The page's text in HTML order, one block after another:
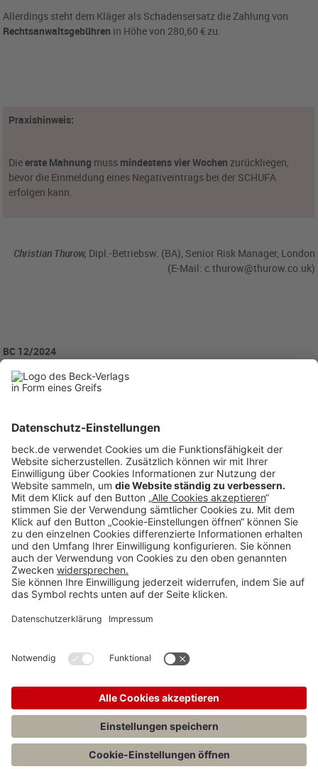
Allerdings steht dem Kläger als Schadensersatz die Zahlung von
Rechtsanwaltsgebühren in Höhe von 280,60 € zu.
Praxishinweis:
Dieerste Mahnung muss mindestens vier Wochen zurückliegen,
bevor die Einmeldung eines Negativeintrags bei der SCHUFA
erfolgen kann.
Christian Thurow, Dipl.-Betriebsw. (BA), Senior Risk Manager, London
(E-Mail: c.thurow@thurow.co.uk)
BC 12/2024
BC20241225
Anzeigen